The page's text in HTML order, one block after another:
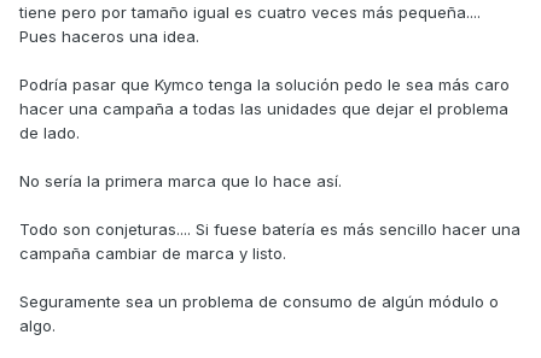
tiene pero por tamaño igual es cuatro veces más pequeña....
Pues haceros una idea.
Podría pasar que Kymco tenga la solución pedo le sea más caro
hacer una campaña a todas las unidades que dejar el problema
de lado.
No sería la primera marca que lo hace así.
Todo son conjeturas.... Si fuese batería es más sencillo hacer una
campaña cambiar de marca y listo.
Seguramente sea un problema de consumo de algún módulo o
algo.